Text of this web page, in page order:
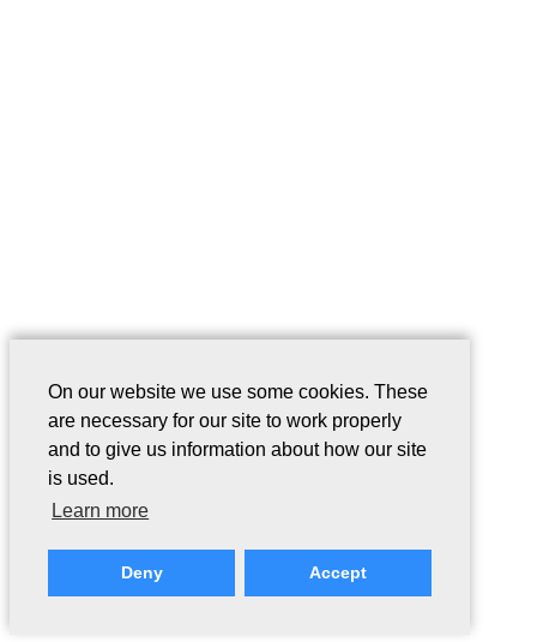
On our website we use some cookies. These
are necessary for our site to work properly
and to give us information about how our site
is used.
Learn more
Deny Accept